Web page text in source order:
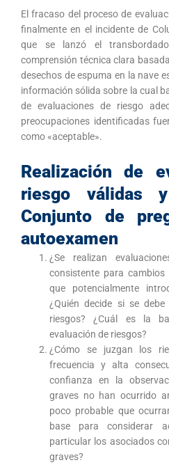
El fracaso del proceso de
finalmente en el incidente de
que se lanzó el
comprensión técnica clara
desechos de espuma en la nave
información sólida sobre la cual
de evaluaciones de riesgo
preocupaciones identificadas
como «aceptable».
Realización de
riesgo válidas
Conjunto de
autoexamen
¿Se realizan
consistente para cambios
que potencialmente
¿Quién decide si se
riesgos? ¿Cuál es la
evaluación de riesgos?
¿Cómo se juzgan los
frecuencia y alta
confianza en la
graves no han ocurrido
poco probable que
base para considerar
particular los asociados
graves?